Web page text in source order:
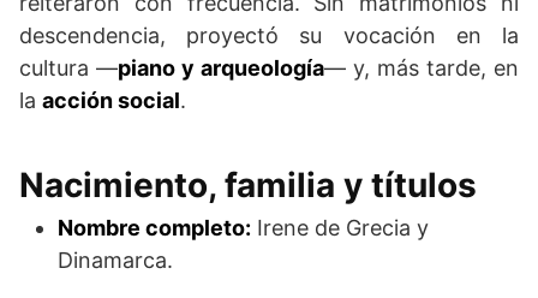
descendencia, proyectó su vocación en la
cultura —piano y arqueología— y, más tarde, en
la acción social.
Nacimiento, familia y títulos
Nombre completo: Irene de Grecia y
Dinamarca.